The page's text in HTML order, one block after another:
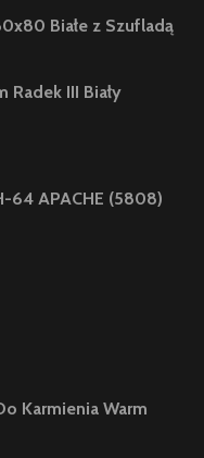
Białe z Szufladą
Radek III Biały
64 APACHE (5808)
Karmienia Warm